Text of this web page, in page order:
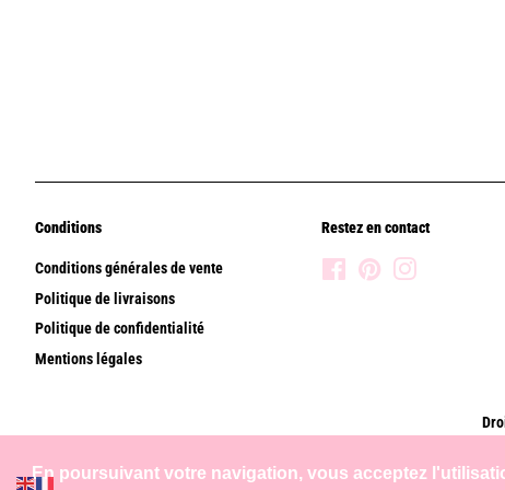
En poursuivant votre navigation, vous acceptez
Conditions
Conditions générales de vente
Politique de livraisons
Politique de confidentialité
Mentions légales
Restez en contact
FacebookPinterest